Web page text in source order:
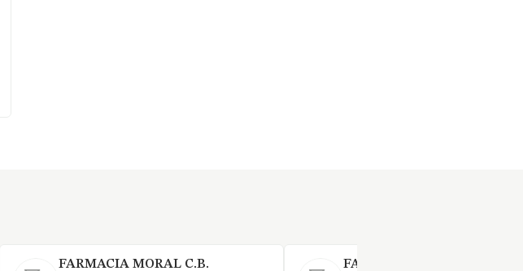
FARMACIA MORAL C.B.
FARMACIA SANTA